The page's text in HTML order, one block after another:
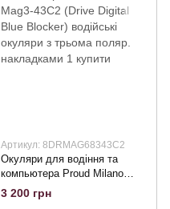
Артикул: 8DRMAG68343C2
Окуляри для водіння та
компьютера Proud Milano
Mag3-43С2 (Drive Digital Blue
Blocker) водійські окуляри з
3 200 грн